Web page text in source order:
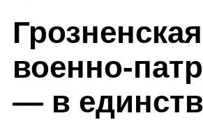
военно-
— в